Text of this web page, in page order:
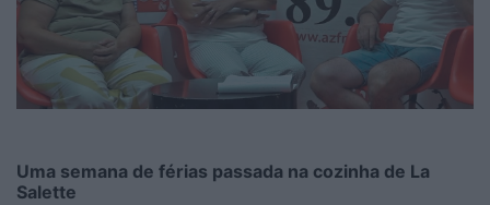
Uma semana de férias passada na cozinha de La
Salette